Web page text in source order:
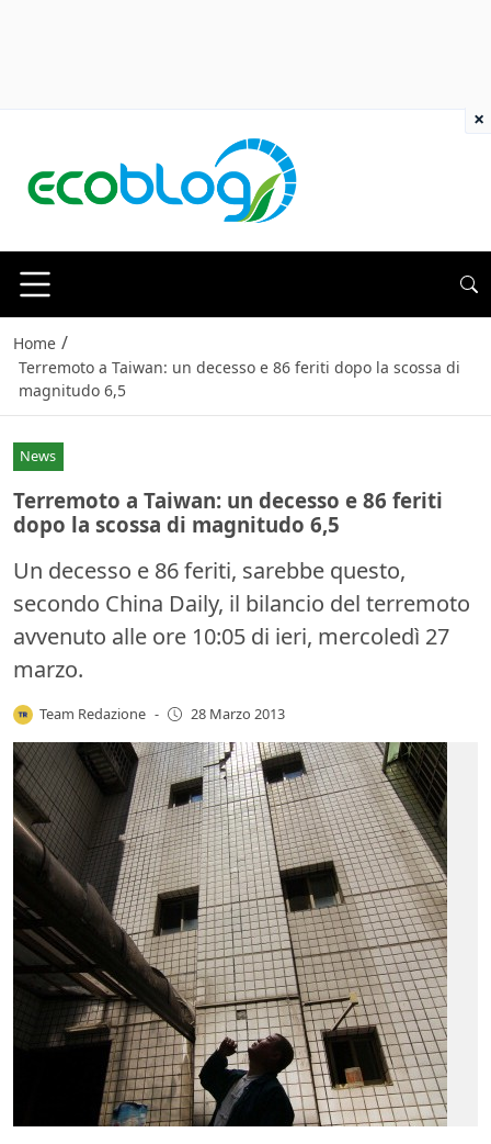
Home /
Terremoto a Taiwan: un decesso e 86 feriti dopo la scossa di
magnitudo 6,5
News
Terremoto a Taiwan: un decesso e 86 feriti
dopo la scossa di magnitudo 6,5
Un decesso e 86 feriti, sarebbe questo,
secondo China Daily, il bilancio del terremoto
avvenuto alle ore 10:05 di ieri, mercoledì 27
marzo.
Team Redazione - 28 Marzo 2013
×